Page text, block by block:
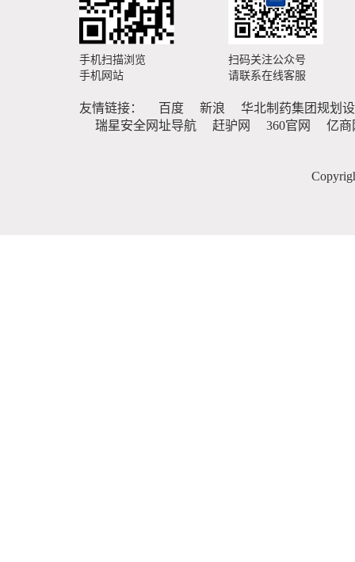
手机扫描浏览
手机网站
扫码关注公众号
请联系在线客服
友情链接： 百度 新浪
华北制药集团规划
瑞星安全网址导航
赶驴网 360官网 亿商